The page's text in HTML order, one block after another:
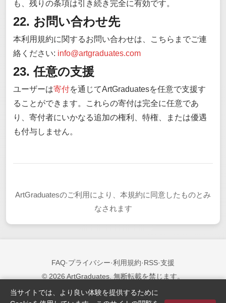
も、残りの条項は引き続き完全に有効です。
22. お問い合わせ先
本利用規約に関するお問い合わせは、こちらまでご連
絡ください: info@artgraduates.com
23. 任意の支援
ユーザーは寄付を通じてArtGraduatesを任意で支援す
ることができます。これらの寄付は完全に任意であ
り、寄付者にいかなる追加の権利、特権、または優遇
も付与しません。
ArtGraduatesのご利用により、本規約に同意したものとみ
なされます
FAQ·プライバシー·利用規約·RSS·支援
© 2026 ArtGraduates. 無断転載を禁じます。
フォローする:
当サイトでは、より良い体験を提供するために